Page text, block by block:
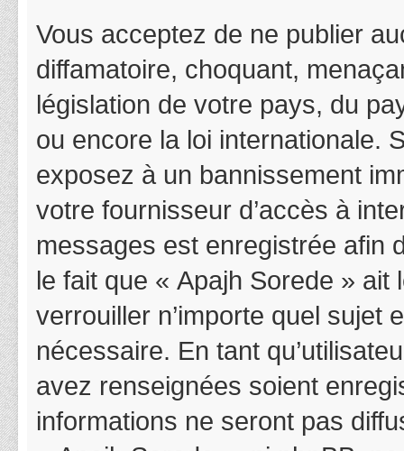
Vous acceptez de ne publier
diffamatoire, choquant,
législation de votre pays, du
ou encore la loi internationale.
exposez à un bannissement
votre fournisseur d’accès à
messages est enregistrée afin
le fait que « Apajh Sorede »
verrouiller n’importe quel sujet
nécessaire. En tant
avez renseignées soient
informations ne seront pas